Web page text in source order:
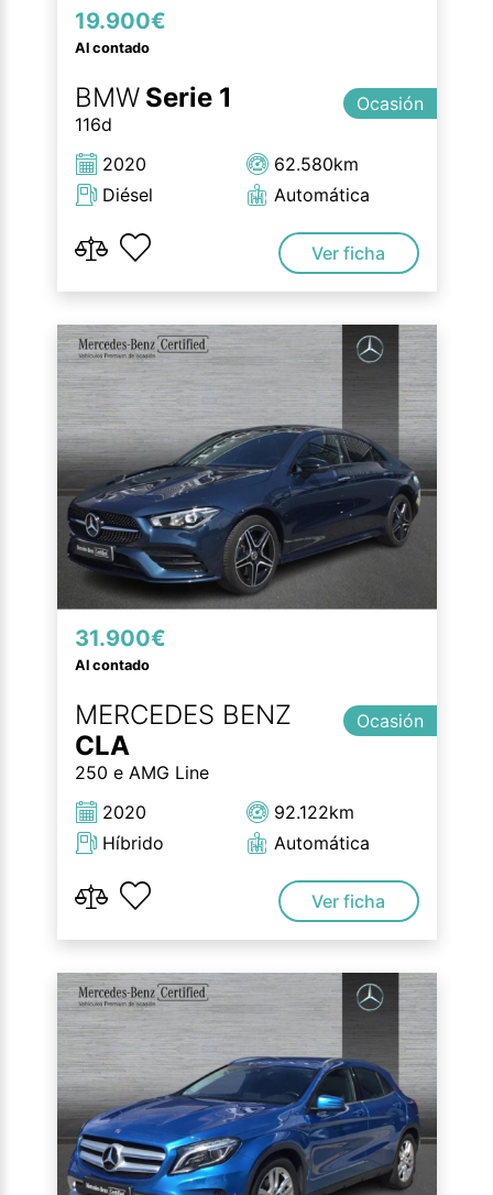
19.900€
Al contado
BMW Serie 1
116d
Ocasión
2020
Diésel
62.580km
Automática
Ver ficha
31.900€
Al contado
MERCEDES BENZ
CLA
250 e AMG Line
Ocasión
2020
Híbrido
92.122km
Automática
Ver ficha